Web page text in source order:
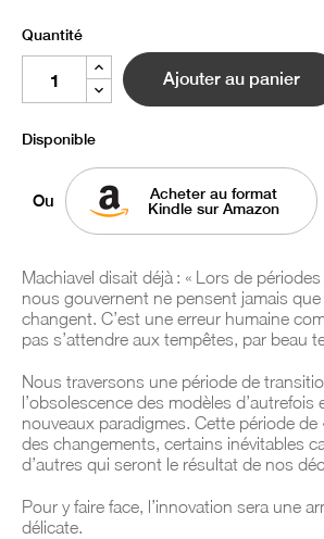
Quantité
Ajouter au panier
Disponible
Ou
Acheter au format
Kindle sur Amazon
Machiavel disait déjà : « Lors de
nous gouvernent ne pensent jamais
changent. C’est une erreur humaine
pas s’attendre aux tempêtes, par beau
Nous traversons une période de
l’obsolescence des modèles d’autrefois
nouveaux paradigmes. Cette période de
des changements, certains inévitables
d’autres qui seront le résultat de nos
Pour y faire face, l’innovation sera une
délicate.